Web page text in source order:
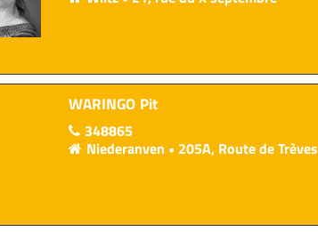
WARINGO Pit
348865
Niederanven
205A, Route de Trèves